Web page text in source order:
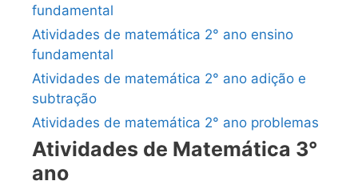
fundamental
Atividades de matemática 2° ano ensino
fundamental
Atividades de matemática 2° ano adição e
subtração
Atividades de matemática 2° ano problemas
Atividades de Matemática 3°
ano